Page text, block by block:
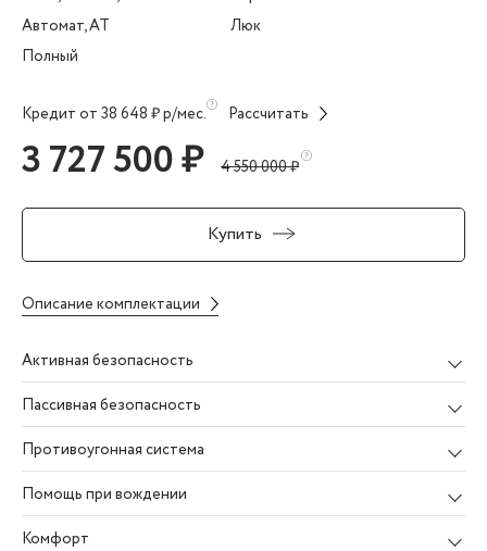
Автомат, AT
Полный
Люк
Кредит от 38 648 ₽ р/мес. Рассчитать
3 727 500 ₽ 4 550 000 ₽
Купить
Описание комплектации
Активная безопасность
Пассивная безопасность
Противоугонная система
Помощь при вождении
Комфорт